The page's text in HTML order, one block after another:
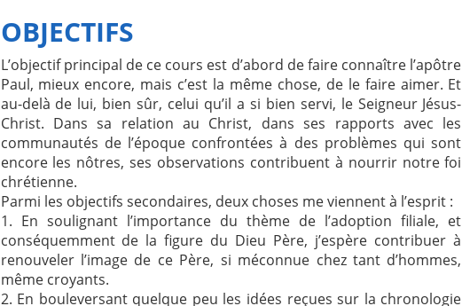
OBJECTIFS
L’objectif principal de ce cours est d’abord de faire connaître l’apôtre
Paul, mieux encore, mais c’est la même chose, de le faire aimer. Et
au-delà de lui, bien sûr, celui qu’il a si bien servi, le Seigneur Jésus-
Christ. Dans sa relation au Christ, dans ses rapports avec les
communautés de l’époque confrontées à des problèmes qui sont
encore les nôtres, ses observations contribuent à nourrir notre foi
chrétienne.
Parmi les objectifs secondaires, deux choses me viennent à l’esprit :
1. En soulignant l’importance du thème de l’adoption filiale, et
conséquemment de la figure du Dieu Père, j’espère contribuer à
renouveler l’image de ce Père, si méconnue chez tant d’hommes,
même croyants.
2. En bouleversant quelque peu les idées reçues sur la chronologie